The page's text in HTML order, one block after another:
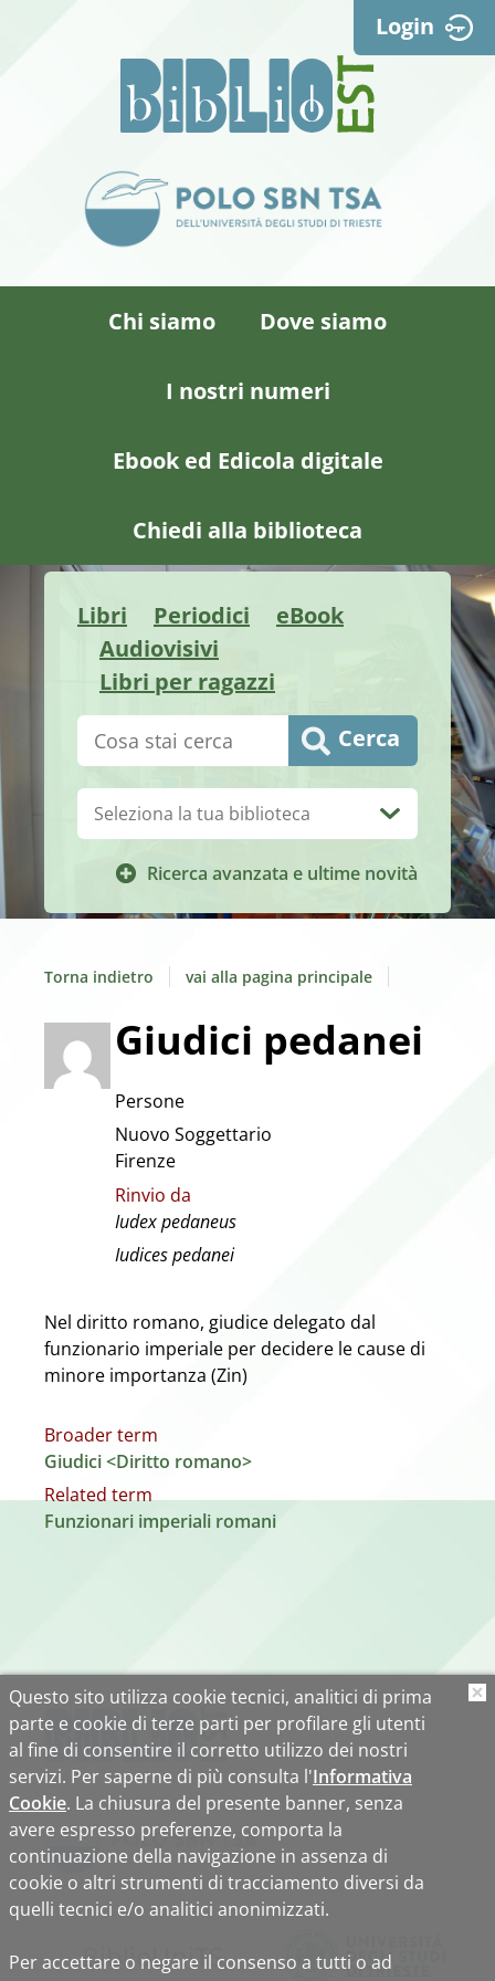
Login
Chi siamo Dove siamo
I nostri numeri
Ebook ed Edicola digitale
Chiedi alla biblioteca
Libri Periodici
eBook
Audiovisivi
Libri per ragazzi
Cerca su "Catalogo" Cerca
Ricerca avanzata e ultime novità
Biblioteca:
Torna indietro vai alla pagina principale
Giudici pedanei
Persone
Nuovo Soggettario
Firenze
Rinvio da
Iudex pedaneus
Iudices pedanei
Nel diritto romano, giudice delegato dal
funzionario imperiale per decidere le cause di
minore importanza (Zin)
Broader term
Giudici <Diritto romano>
Related term
Funzionari imperiali romani
BiblioUniTS
Questo sito utilizza cookie tecnici, analitici di prima
parte e cookie di terze parti per profilare gli utenti
al fine di consentire il corretto utilizzo dei nostri
servizi. Per saperne di più consulta l'Informativa
Cookie. La chiusura del presente banner, senza
avere espresso preferenze, comporta la
continuazione della navigazione in assenza di
cookie o altri strumenti di tracciamento diversi da
quelli tecnici e/o analitici anonimizzati.
Per accettare o negare il consenso a tutti o ad